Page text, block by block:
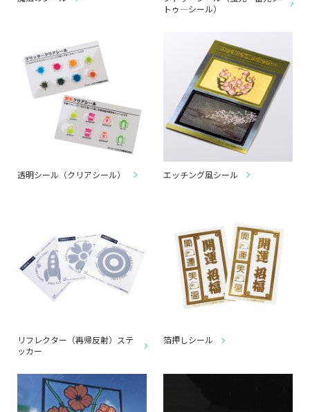
トゥ―シール）
透明シール（クリアシール） エッチング風シール
リフレクター（再帰反射）ステ
ッカー
箔押しシール